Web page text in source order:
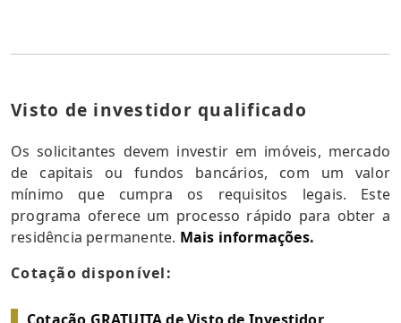
Visto de investidor qualificado
Os solicitantes devem investir em imóveis, mercado
de capitais ou fundos bancários, com um valor
mínimo que cumpra os requisitos legais. Este
programa oferece um processo rápido para obter a
residência permanente. Mais informações.
Cotação disponível: